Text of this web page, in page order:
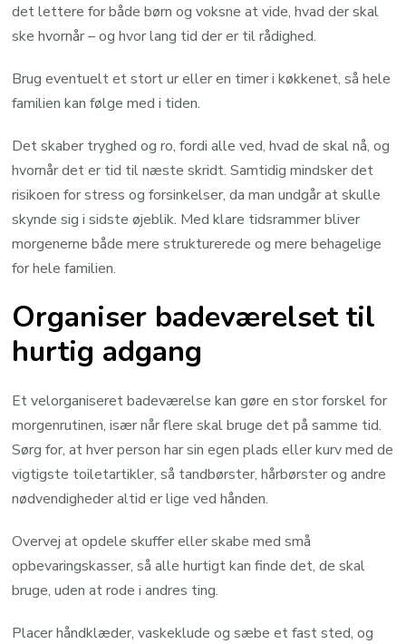
det lettere for både børn og voksne at vide, hvad der skal
ske hvornår – og hvor lang tid der er til rådighed.
Brug eventuelt et stort ur eller en timer i køkkenet, så hele
familien kan følge med i tiden.
Det skaber tryghed og ro, fordi alle ved, hvad de skal nå, og
hvornår det er tid til næste skridt. Samtidig mindsker det
risikoen for stress og forsinkelser, da man undgår at skulle
skynde sig i sidste øjeblik. Med klare tidsrammer bliver
morgenerne både mere strukturerede og mere behagelige
for hele familien.
Organiser badeværelset til
hurtig adgang
Et velorganiseret badeværelse kan gøre en stor forskel for
morgenrutinen, især når flere skal bruge det på samme tid.
Sørg for, at hver person har sin egen plads eller kurv med de
vigtigste toiletartikler, så tandbørster, hårbørster og andre
nødvendigheder altid er lige ved hånden.
Overvej at opdele skuffer eller skabe med små
opbevaringskasser, så alle hurtigt kan finde det, de skal
bruge, uden at rode i andres ting.
Placer håndklæder, vaskeklude og sæbe et fast sted, og